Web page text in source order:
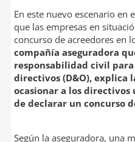
En este nuevo escenario en
que las empresas en
concurso de acreedores en
compañía aseguradora
responsabilidad civil
directivos (D&O), explica
ocasionar a los directivos
de declarar un concurso
Según la aseguradora, una